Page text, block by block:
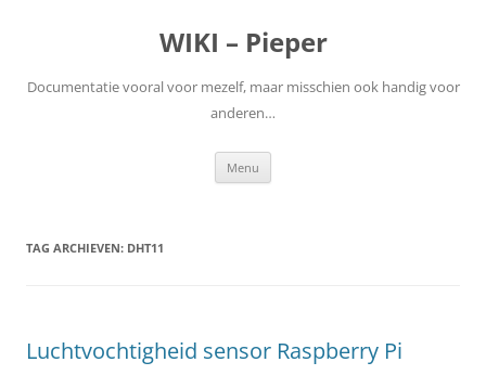
WIKI – Pieper
Documentatie vooral voor mezelf, maar misschien ook handig voor
anderen…
Menu
TAG ARCHIEVEN: DHT11
Luchtvochtigheid sensor Raspberry Pi